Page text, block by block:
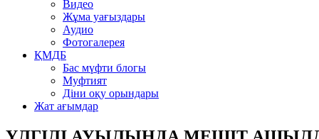
Видео
Жұма уағыздары
Аудио
Фотогалерея
ҚМДБ
Бас мүфти блогы
Муфтият
Діни оқу орындары
Жат ағымдар